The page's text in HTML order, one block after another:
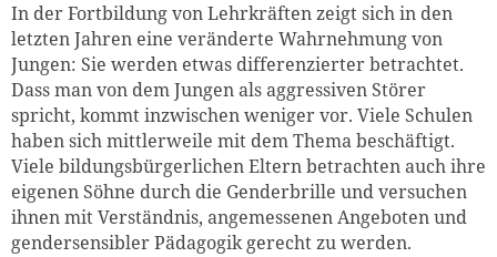
In der Fortbildung von Lehrkräften zeigt sich in den
letzten Jahren eine veränderte Wahrnehmung von
Jungen: Sie werden etwas differenzierter betrachtet.
Dass man von dem Jungen als aggressiven Störer
spricht, kommt inzwischen weniger vor. Viele Schulen
haben sich mittlerweile mit dem Thema beschäftigt.
Viele bildungsbürgerlichen Eltern betrachten auch ihre
eigenen Söhne durch die Genderbrille und versuchen
ihnen mit Verständnis, angemessenen Angeboten und
gendersensibler Pädagogik gerecht zu werden.